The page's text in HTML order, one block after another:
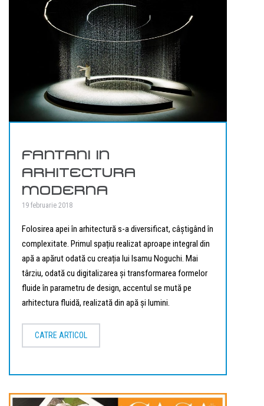
FANTANI IN
ARHITECTURA
MODERNA
19 februarie 2018
Folosirea apei în arhitectură s-a diversificat, câștigând în
complexitate. Primul spațiu realizat aproape integral din
apă a apărut odată cu creația lui Isamu Noguchi. Mai
târziu, odată cu digitalizarea şi transformarea formelor
fluide în parametru de design, accentul se mută pe
arhitectura fluidă, realizată din apă şi lumini.
CATRE ARTICOL